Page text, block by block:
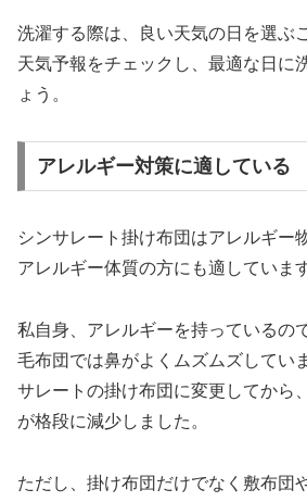
洗濯する際は、良い天気の日を選ぶ
天気予報をチェックし、最適な日に
ょう。
アレルギー対策に適している
シンサレート掛け布団はアレルギー
アレルギー体質の方にも適しています
私自身、アレルギーを持っているの
毛布団では鼻がよくムズムズしてい
サレートの掛け布団に変更してから
が格段に減少しました。
ただし、掛け布団だけでなく敷布団